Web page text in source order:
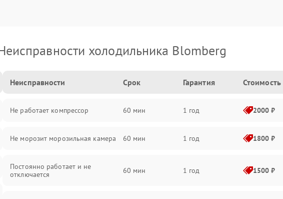
холодильника Blomberg
Неисправности Срок Гарантия Стоимость
Не работает компрессор 60 мин 1 год 2000 ₽
Не морозит морозильная камера 60 мин 1 год 1800 ₽
Постоянно работает и не
отключается
60 мин 1 год 1500 ₽